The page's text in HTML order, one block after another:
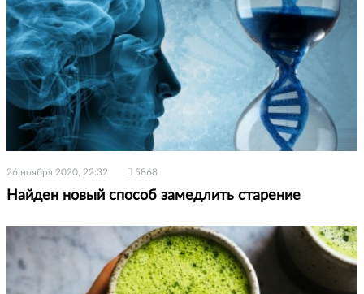
26 ноября 2020, 22:32 5868
Найден новый способ замедлить старение